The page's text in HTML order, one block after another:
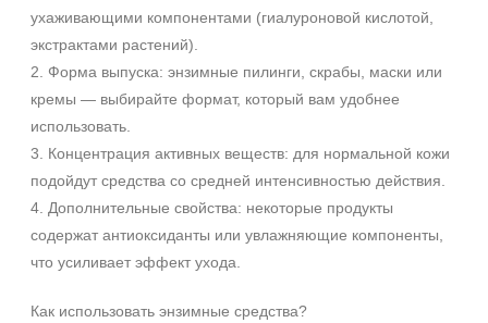
День
Ежедневный
Показать еще
Для женщин
Процедура
Пилинг
ухаживающими компонентами (гиалуроновой кислотой,
экстрактами растений).
2. Форма выпуска: энзимные пилинги, скрабы, маски или
кремы — выбирайте формат, который вам удобнее
использовать.
3. Концентрация активных веществ: для нормальной кожи
подойдут средства со средней интенсивностью действия.
4. Дополнительные свойства: некоторые продукты
содержат антиоксиданты или увлажняющие компоненты,
что усиливает эффект ухода.
Как использовать энзимные средства?